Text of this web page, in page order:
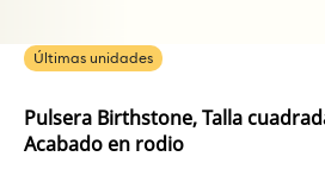
Últimas unidades
Pulsera Birthstone, Talla
Acabado en rodio